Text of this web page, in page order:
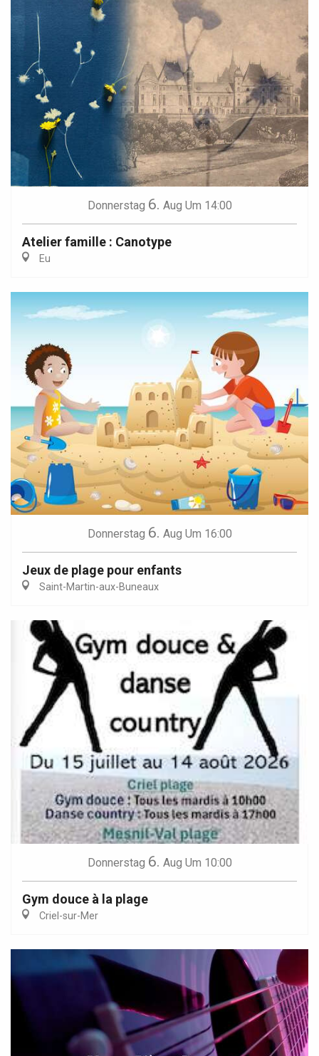
Donnerstag 6. Aug Um 14:00
Atelier famille : Canotype
Eu
Donnerstag 6. Aug Um 16:00
Jeux de plage pour enfants
Saint-Martin-aux-Buneaux
Donnerstag 6. Aug Um 10:00
Gym douce à la plage
Criel-sur-Mer